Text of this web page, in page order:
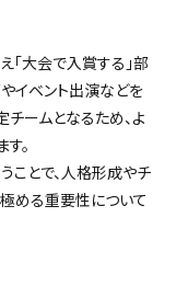
「大会で入賞する」部
イベント出演などを
チームとなるため、よ
。
ことで、人格形成やチ
める重要性について